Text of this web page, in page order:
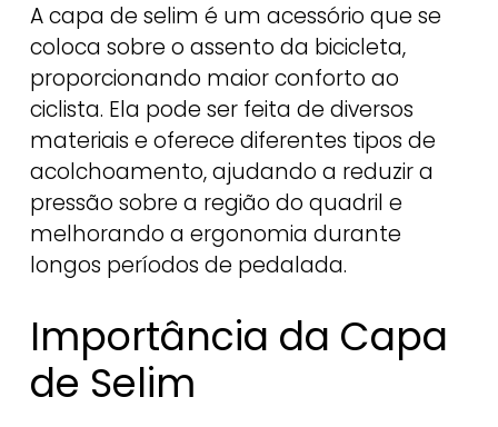
A capa de selim é um acessório que se
coloca sobre o assento da bicicleta,
proporcionando maior conforto ao
ciclista. Ela pode ser feita de diversos
materiais e oferece diferentes tipos de
acolchoamento, ajudando a reduzir a
pressão sobre a região do quadril e
melhorando a ergonomia durante
longos períodos de pedalada.
Importância da Capa
de Selim